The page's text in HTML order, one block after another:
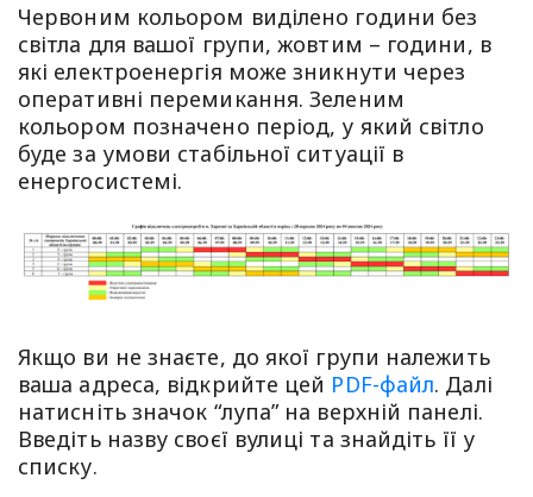
Червоним кольором виділено години без
світла для вашої групи, жовтим – години, в
які електроенергія може зникнути через
оперативні перемикання. Зеленим
кольором позначено період, у який світло
буде за умови стабільної ситуації в
енергосистемі.
Якщо ви не знаєте, до якої групи належить
ваша адреса, відкрийте цей PDF-файл. Далі
натисніть значок “лупа” на верхній панелі.
Введіть назву своєї вулиці та знайдіть її у
списку.